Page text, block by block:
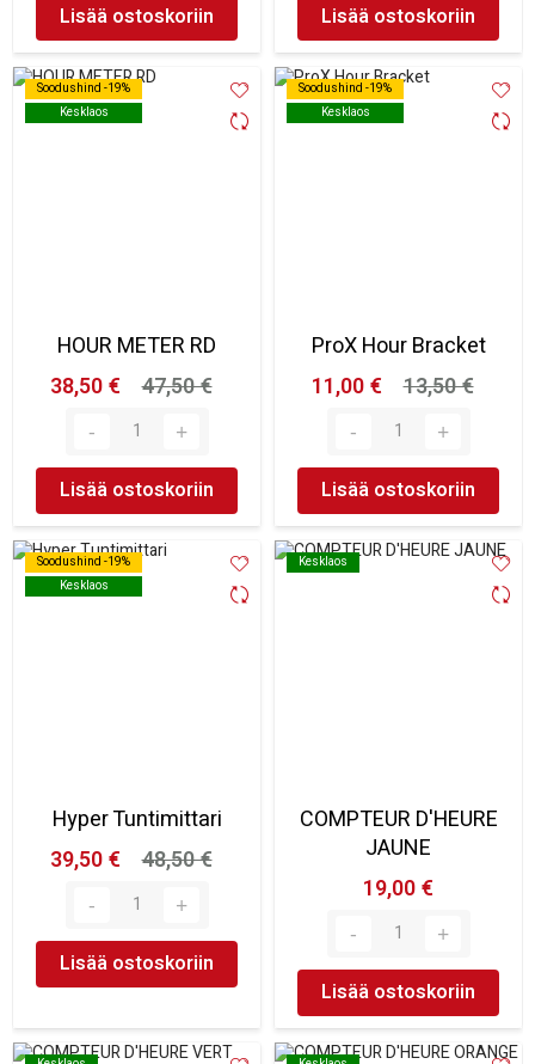
Lisää ostoskoriin Lisää ostoskoriin
Soodushind -19%
Kesklaos
Soodushind -19%
Kesklaos
HOUR METER RD
38,50 €
47,50 €
Lisää ostoskoriin
Soodushind -19%
Kesklaos
Soodushind -19%
Kesklaos
ProX Hour Bracket
11,00 €
13,50 €
Lisää ostoskoriin
Soodushind -19%
Kesklaos
Soodushind -19%
Kesklaos
Hyper Tuntimittari
39,50 €
48,50 €
Lisää ostoskoriin
Kesklaos
Kesklaos
COMPTEUR D'HEURE
JAUNE
19,00 €
Lisää ostoskoriin